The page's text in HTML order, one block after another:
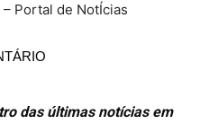
Portal de NotÍcias
das últimas notícias em